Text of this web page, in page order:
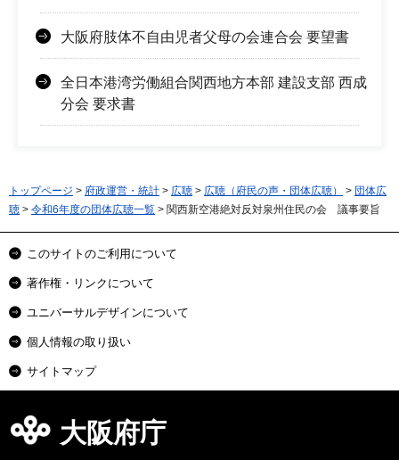
大阪府肢体不自由児者父母の会連合会 要望書
全日本港湾労働組合関西地方本部 建設支部 西成
分会 要求書
トップページ > 府政運営・統計 > 広聴 > 広聴（府民の声・団体広聴） > 団体広
聴 > 令和6年度の団体広聴一覧 > 関西新空港絶対反対泉州住民の会 議事要旨
このサイトのご利用について
著作権・リンクについて
ユニバーサルデザインについて
個人情報の取り扱い
サイトマップ
大阪府庁